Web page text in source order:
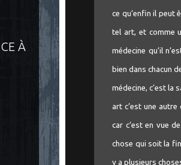
À
ce qu’enfin il peut
tel art, et comme
médecine qu’il
bien dans chacun
médecine, c’est la
art c’est une
car c’est en vue
chose qui soit la
y a plusieurs